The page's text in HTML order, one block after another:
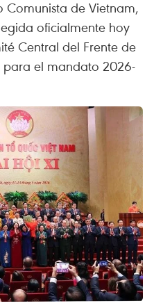
Comunista de Vietnam,
oficialmente hoy
Central del Frente de
para el mandato 2026-